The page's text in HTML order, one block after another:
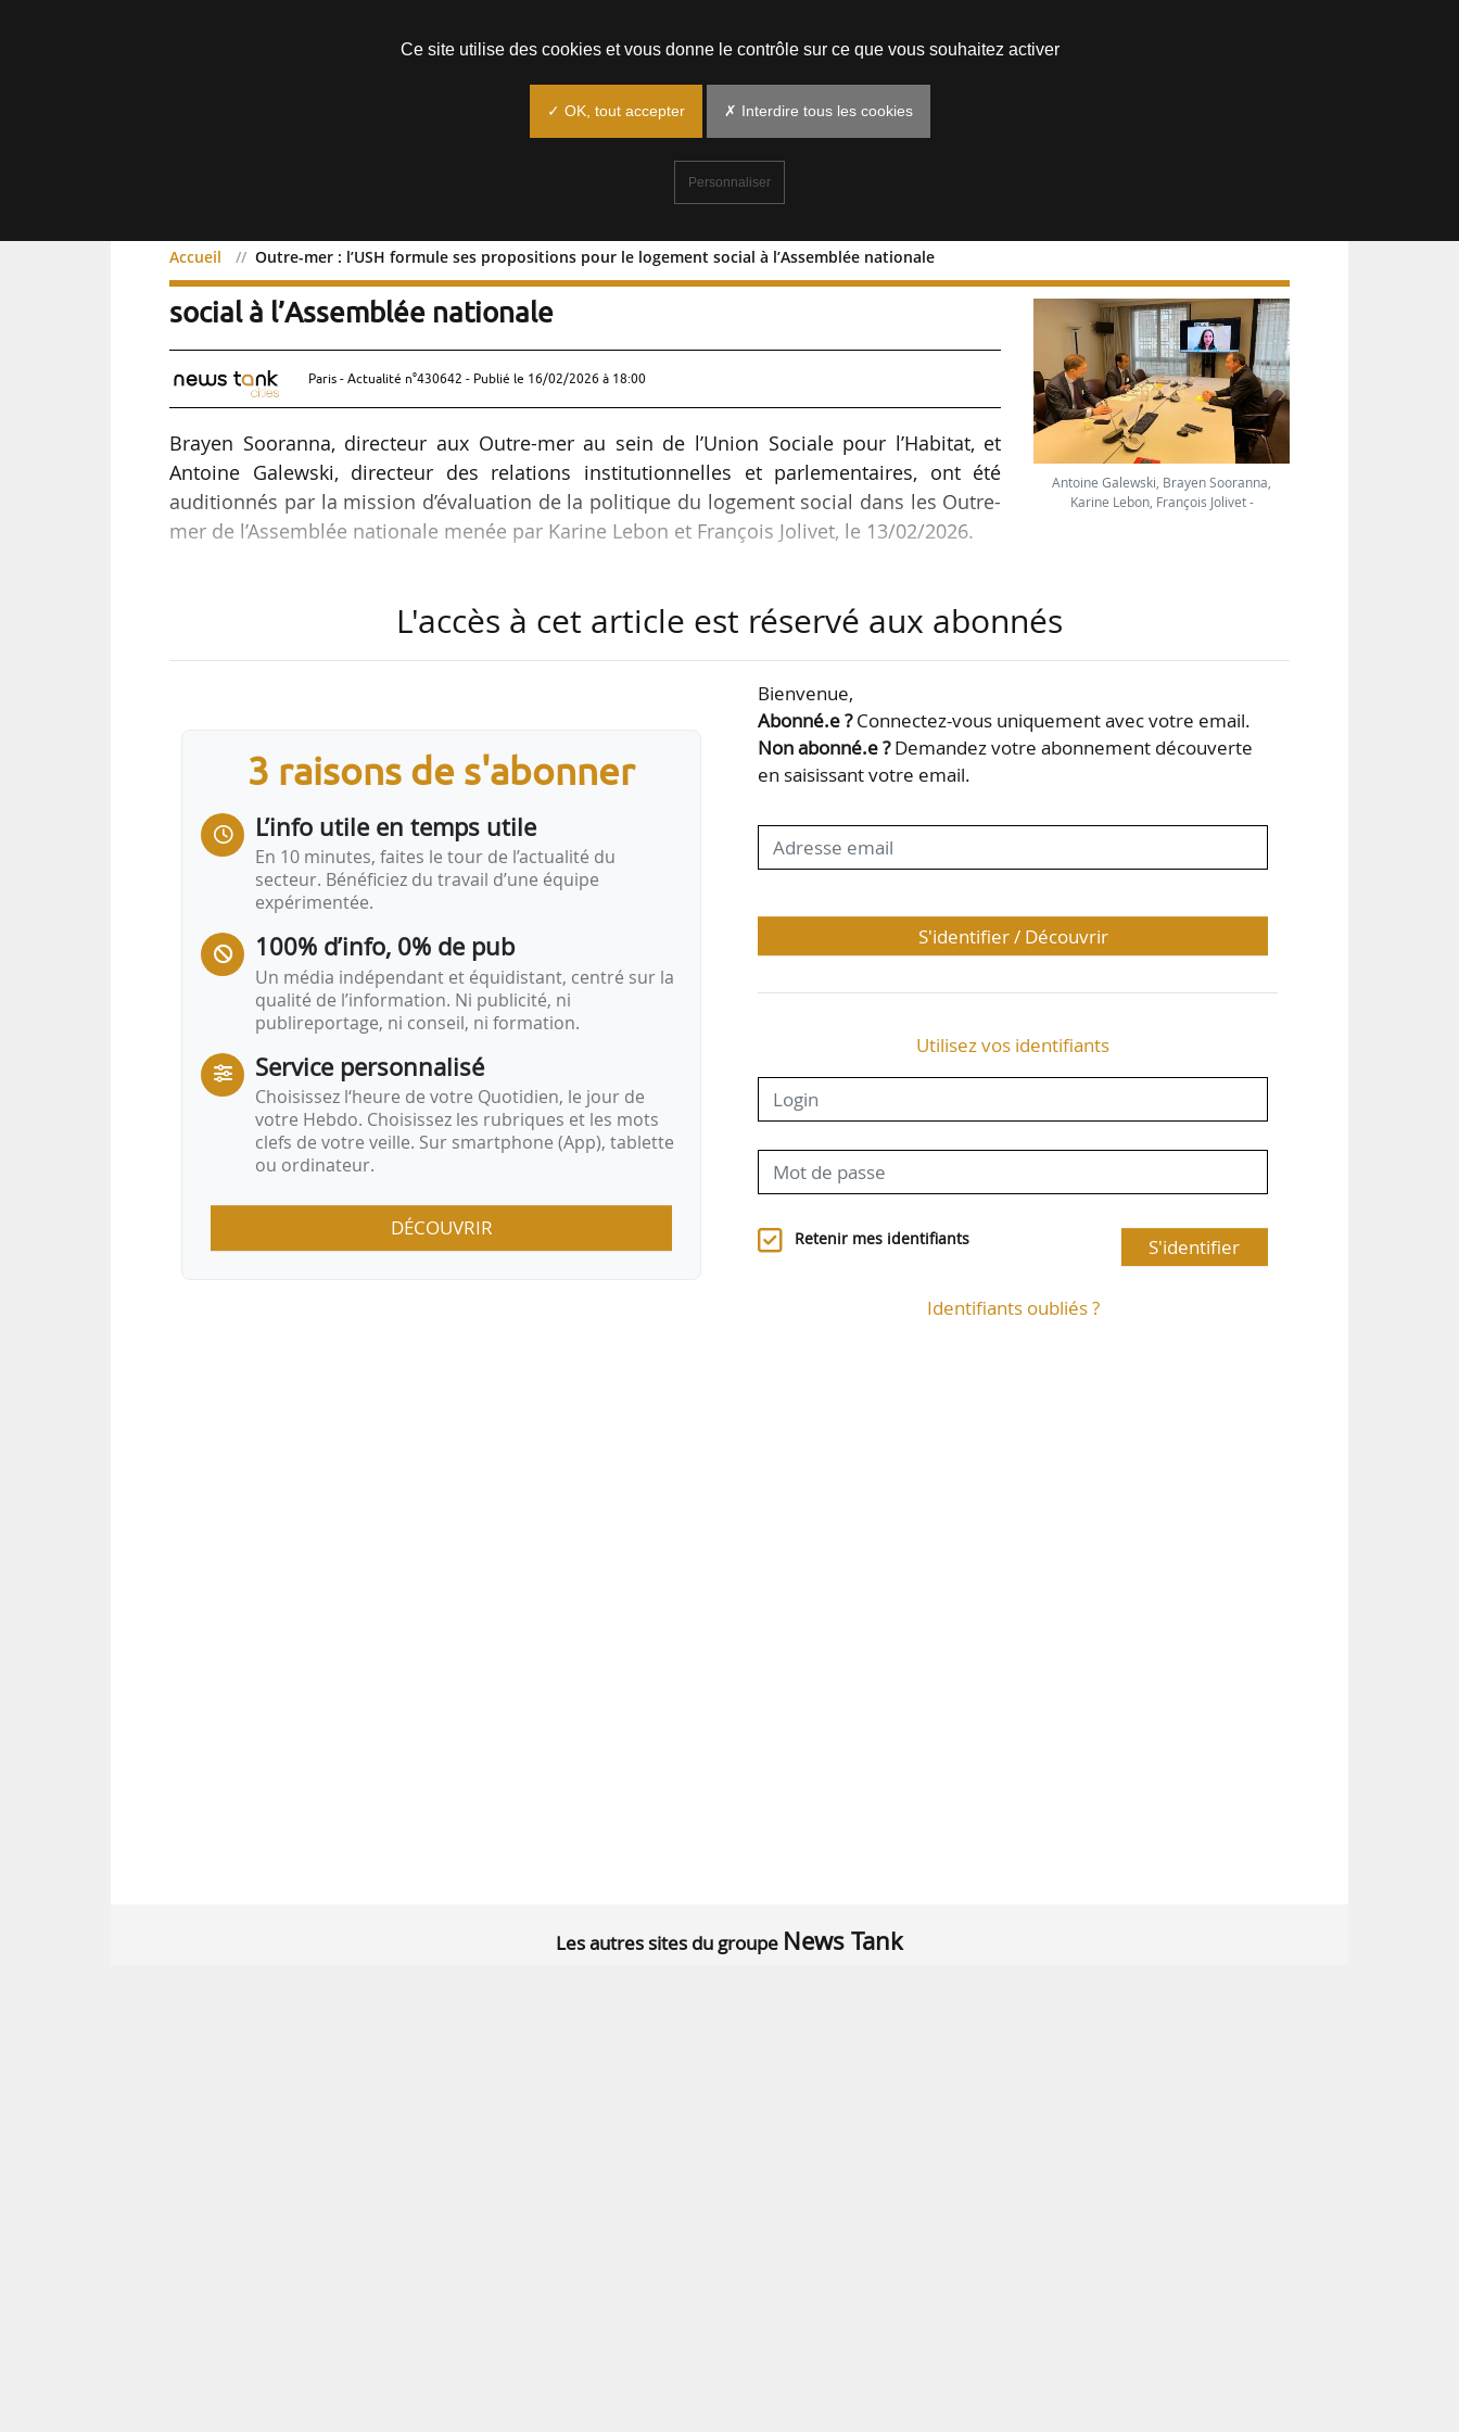
Accueil Outre-mer : l’USH formule ses propositions pour le logement social à l’Assemblée nationale
Outre-mer : l’USH formule ses propositions pour le logement
social à l’Assemblée nationale
Paris - Actualité n°430642 - Publié le 16/02/2026 à 18:00
Brayen Sooranna, directeur aux Outre-mer au sein de l’Union Sociale pour l’Habitat, et
Antoine Galewski, directeur des relations institutionnelles et parlementaires, ont été
auditionnés par la mission d’évaluation de la politique du logement social dans les Outre-
mer de l’Assemblée nationale menée par Karine Lebon et François Jolivet, le 13/02/2026.
• « Des besoins structurels particulièrement élevés, liés à la pression démographique et
• une nécessaire adaptation des réglementations et lois aux réalités climatiques,
géographiques et territoriales propres à chaque bassin de…
Antoine Galewski, Brayen Sooranna,
Karine Lebon, François Jolivet -
L'accès à cet article est réservé aux abonnés
3 raisons de s'abonner
L’info utile en temps utile
En 10 minutes, faites le tour de l’actualité du
secteur. Bénéficiez du travail d’une équipe
expérimentée.
100% d’info, 0% de pub
Un média indépendant et équidistant, centré sur la
qualité de l’information. Ni publicité, ni
publireportage, ni conseil, ni formation.
Service personnalisé
Choisissez l‘heure de votre Quotidien, le jour de
votre Hebdo. Choisissez les rubriques et les mots
clefs de votre veille. Sur smartphone (App), tablette
ou ordinateur.
DÉCOUVRIR
Bienvenue,
Abonné.e ?Connectez-vous uniquement avec votre email.
Non abonné.e ?Demandez votre abonnement découverte
en saisissant votre email.
S'identifier / Découvrir
Utilisez vos identifiants
Retenir mes identifiants S'identifier
Identifiants oubliés ?
Les autres sites du groupe News Tank
Ce site utilise des cookies et vous donne le contrôle sur ce que vous souhaitez activer
✓ OK, tout accepter ✗ Interdire tous les cookies
Personnaliser